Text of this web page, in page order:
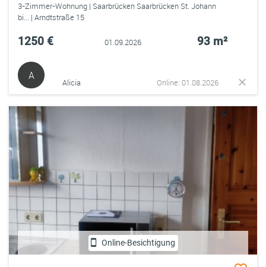
3-Zimmer-Wohnung | Saarbrücken Saarbrücken St. Johann
bi... | Arndtstraße 15
1250 € 01.09.2026 93 m²
A
Alicia Online: 01.08.2026
Online-Besichtigung